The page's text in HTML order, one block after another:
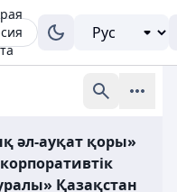
әл-ауқат қоры»
Қазақстан